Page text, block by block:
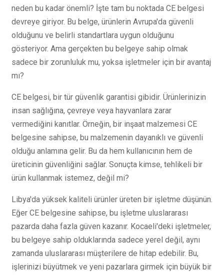
neden bu kadar önemli? İşte tam bu noktada CE belgesi
devreye giriyor. Bu belge, ürünlerin Avrupa'da güvenli
olduğunu ve belirli standartlara uygun olduğunu
gösteriyor. Ama gerçekten bu belgeye sahip olmak
sadece bir zorunluluk mu, yoksa işletmeler için bir avantaj
mı?
CE belgesi, bir tür güvenlik garantisi gibidir. Ürünlerinizin
insan sağlığına, çevreye veya hayvanlara zarar
vermediğini kanıtlar. Örneğin, bir inşaat malzemesi CE
belgesine sahipse, bu malzemenin dayanıklı ve güvenli
olduğu anlamına gelir. Bu da hem kullanıcının hem de
üreticinin güvenliğini sağlar. Sonuçta kimse, tehlikeli bir
ürün kullanmak istemez, değil mi?
Libya'da yüksek kaliteli ürünler üreten bir işletme düşünün.
Eğer CE belgesine sahipse, bu işletme uluslararası
pazarda daha fazla güven kazanır. Kocaeli'deki işletmeler,
bu belgeye sahip olduklarında sadece yerel değil, aynı
zamanda uluslararası müşterilere de hitap edebilir. Bu,
işlerinizi büyütmek ve yeni pazarlara girmek için büyük bir